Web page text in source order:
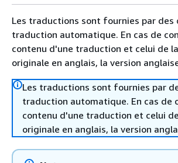
Les traductions sont fournies par des
traduction automatique. En cas de
contenu d'une traduction et celui de
originale en anglais, la version
Les traductions sont fournies par
traduction automatique. En cas de
contenu d'une traduction et celui
originale en anglais, la version